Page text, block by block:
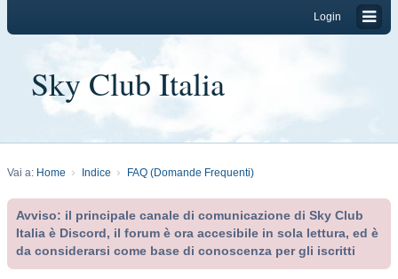
Login
Sky Club Italia
Vai a: Home Indice FAQ (Domande Frequenti)
Avviso: il principale canale di comunicazione di Sky Club
Italia è Discord, il forum è ora accesibile in sola lettura, ed è
da considerarsi come base di conoscenza per gli iscritti